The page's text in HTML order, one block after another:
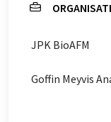
JPK BioAFM
Goffin Meyvis